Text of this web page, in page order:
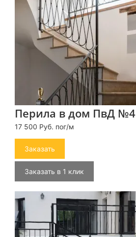
Перила в дом ПвД №4
17 500 Руб. пог/м
Заказать
Заказать в 1 клик